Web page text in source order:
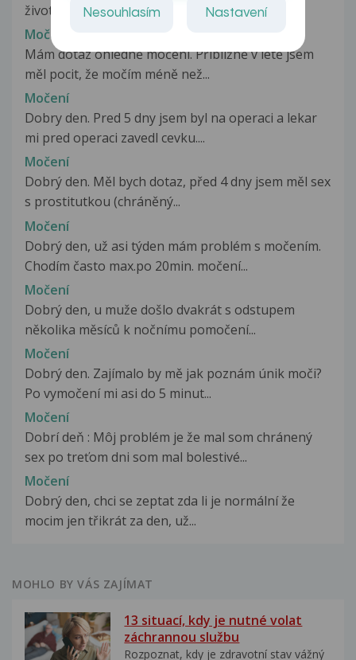
životem...a teď při močení mě to...
Močení
Mám dotaz ohledně močení. Přibližně v létě jsem
měl pocit, že močím méně než...
Močení
Dobry den. Pred 5 dny jsem byl na operaci a lekar
mi pred operaci zavedl cevku....
Močení
Dobrý den. Měl bych dotaz, před 4 dny jsem měl sex
s prostitutkou (chráněný...
Močení
Dobrý den, už asi týden mám problém s močením.
Chodím často max.po 20min. močení...
Močení
Dobrý den, u muže došlo dvakrát s odstupem
několika měsíců k nočnímu pomočení...
Močení
Dobrý den. Zajímalo by mě jak poznám únik moči?
Po vymočení mi asi do 5 minut...
Močení
Dobrí deň : Môj problém je že mal som chránený
sex po treťom dni som mal bolestivé...
Močení
Dobrý den, chci se zeptat zda li je normální že
mocim jen třikrát za den, už...
MOHLO BY VÁS ZAJÍMAT
13 situací, kdy je nutné volat
záchrannou službu
Rozpoznat, kdy je zdravotní stav vážný
Nesouhlasím Nastavení